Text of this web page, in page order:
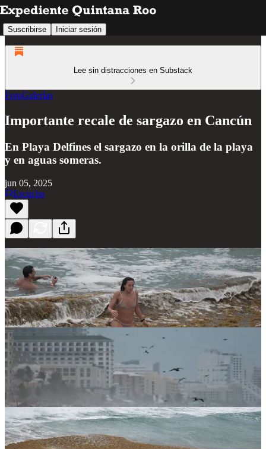
Suscribirse Iniciar sesión
Lee sin distracciones en Substack
FotoGalerías
Importante recale de sargazo en Cancún
En Playa Delfines el sargazo en la orilla de la playa
y en aguas someras.
jun 05, 2025
Escucha